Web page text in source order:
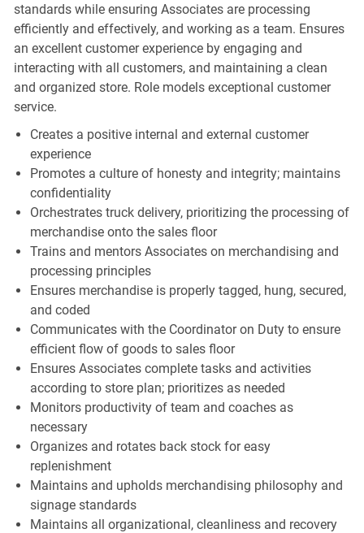
standards while ensuring Associates are processing
efficiently and effectively, and working as a team. Ensures
an excellent customer experience by engaging and
interacting with all customers, and maintaining a clean
and organized store. Role models exceptional customer
service.
Creates a positive internal and external customer
experience
Promotes a culture of honesty and integrity; maintains
confidentiality
Orchestrates truck delivery, prioritizing the processing of
merchandise onto the sales floor
Trains and mentors Associates on merchandising and
processing principles
Ensures merchandise is properly tagged, hung, secured,
and coded
Communicates with the Coordinator on Duty to ensure
efficient flow of goods to sales floor
Ensures Associates complete tasks and activities
according to store plan; prioritizes as needed
Monitors productivity of team and coaches as
necessary
Organizes and rotates back stock for easy
replenishment
Maintains and upholds merchandising philosophy and
signage standards
Maintains all organizational, cleanliness and recovery